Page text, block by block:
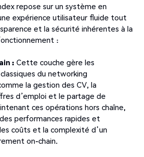
repose sur un système en
expérience utilisateur fluide tout
et la sécurité inhérentes à la
:
: Cette couche gère les
du networking
la gestion des CV, la
d’emploi et le partage de
ces opérations hors chaîne,
performances rapides et
coûts et la complexité d’un
on-chain.